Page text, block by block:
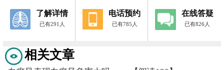
了解详情
已有291人
电话预约
已有785人
在线答疑
已有826人
相关文章